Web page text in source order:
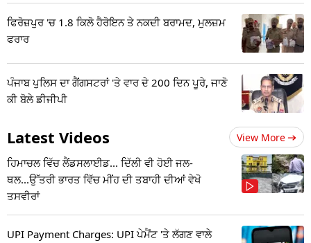
ਫਿਰੋਜ਼ਪੁਰ 'ਚ 1.8 ਕਿਲੋ ਹੈਰੋਇਨ ਤੇ ਨਕਦੀ ਬਰਾਮਦ, ਮੁਲਜ਼ਮ
ਫਰਾਰ
ਪੰਜਾਬ ਪੁਲਿਸ ਦਾ ਗੈਂਗਸਟਰਾਂ 'ਤੇ ਵਾਰ ਦੇ 200 ਦਿਨ ਪੂਰੇ, ਜਾਣੋ
ਕੀ ਬੋਲੇ ਡੀਜੀਪੀ
Latest Videos View More
ਹਿਮਾਚਲ ਵਿੱਚ ਲੈਂਡਸਲਾਈਡ... ਦਿੱਲੀ ਵੀ ਹੋਈ ਜਲ-
ਥਲ...ਉੱਤਰੀ ਭਾਰਤ ਵਿੱਚ ਮੀਂਹ ਦੀ ਤਬਾਹੀ ਦੀਆਂ ਵੇਖੋ
ਤਸਵੀਰਾਂ
UPI Payment Charges: UPI ਪੇਮੈਂਟ 'ਤੇ ਲੱਗਣ ਵਾਲੇ